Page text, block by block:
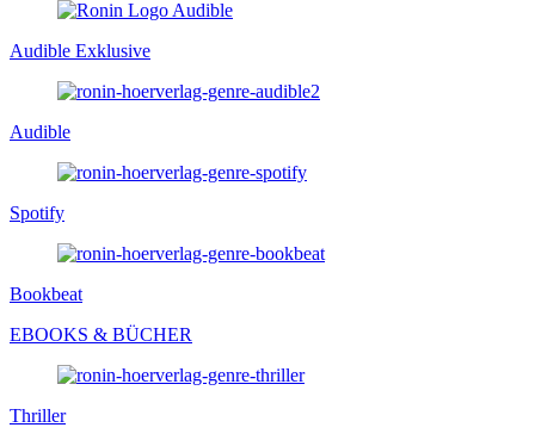
Audible Exklusive
Audible
Spotify
Bookbeat
EBOOKS & BÜCHER
Thriller